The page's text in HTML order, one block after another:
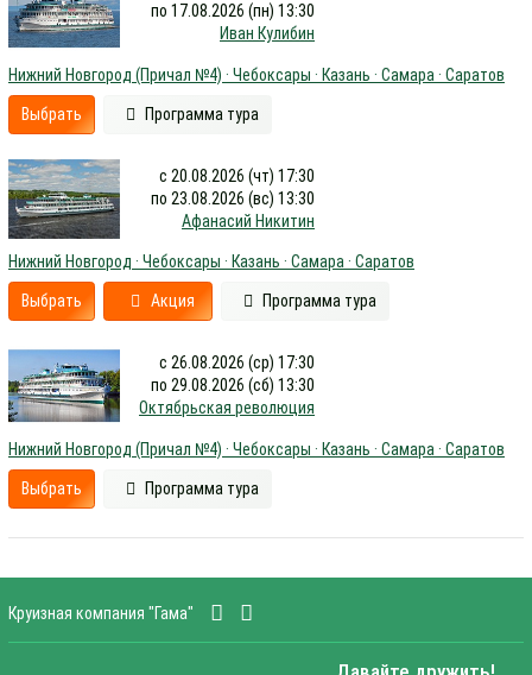
по 17.08.2026 (пн) 13:30
Иван Кулибин
Нижний Новгород (Причал №4) · Чебоксары · Казань · Самара · Саратов
Выбрать Программа тура
с 20.08.2026 (чт) 17:30
по 23.08.2026 (вс) 13:30
Афанасий Никитин
Нижний Новгород · Чебоксары · Казань · Самара · Саратов
Выбрать Акция Программа тура
с 26.08.2026 (ср) 17:30
по 29.08.2026 (сб) 13:30
Октябрьская революция
Нижний Новгород (Причал №4) · Чебоксары · Казань · Самара · Саратов
Выбрать Программа тура
Круизная компания "Гама"